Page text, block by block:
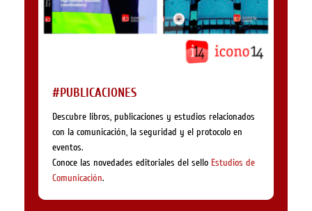
#PUBLICACIONES
Descubre libros, publicaciones y estudios relacionados
con la comunicación, la seguridad y el protocolo en
eventos.
Conoce las novedades editoriales del sello Estudios de
Comunicación.